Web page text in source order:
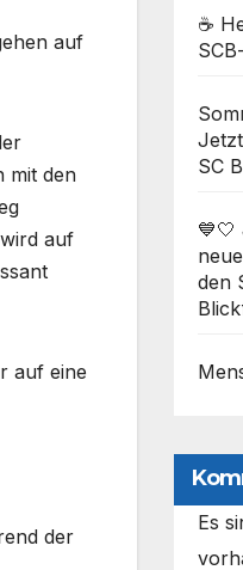
auf
mit den
auf
auf eine
der
☕
SC
den
Es